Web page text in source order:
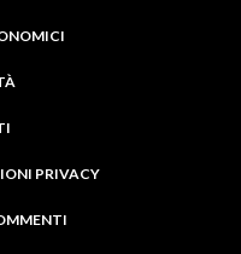
PRIVACY